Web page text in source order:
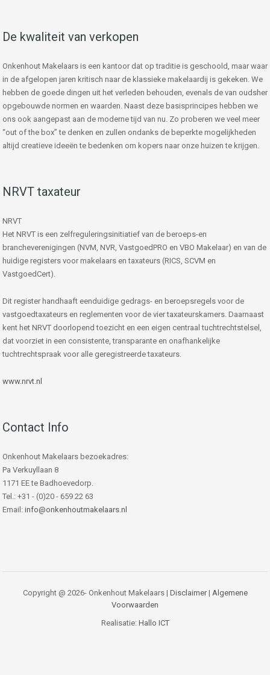
De kwaliteit van verkopen
Onkenhout Makelaars is een kantoor dat op traditie is geschoold, maar waar
in de afgelopen jaren kritisch naar de klassieke makelaardij is gekeken. We
hebben de goede dingen uit het verleden behouden, evenals de van oudsher
opgebouwde normen en waarden. Naast deze basisprincipes hebben we
ons ook aangepast aan de moderne tijd van nu. Zo proberen we veel meer
“out of the box” te denken en zullen ondanks de beperkte mogelijkheden
altijd creatieve ideeën te bedenken om kopers naar onze huizen te krijgen.
NRVT taxateur
NRVT
Het NRVT is een zelfreguleringsinitiatief van de beroeps-en
brancheverenigingen (NVM, NVR, VastgoedPRO en VBO Makelaar) en van de
huidige registers voor makelaars en taxateurs (RICS, SCVM en
VastgoedCert).
Dit register handhaaft eenduidige gedrags- en beroepsregels voor de
vastgoedtaxateurs en reglementen voor de vier taxateurskamers. Daarnaast
kent het NRVT doorlopend toezicht en een eigen centraal tuchtrechtstelsel,
dat voorziet in een consistente, transparante en onafhankelijke
tuchtrechtspraak voor alle geregistreerde taxateurs.
www.nrvt.nl
Contact Info
Onkenhout Makelaars bezoekadres:
Pa Verkuyllaan 8
1171 EE te Badhoevedorp.
Tel.: +31 - (0)20 - 659 22 63
Email: info@onkenhoutmakelaars.nl
Copyright @ 2026- Onkenhout Makelaars | Disclaimer| Algemene
Voorwaarden
Realisatie: Hallo ICT